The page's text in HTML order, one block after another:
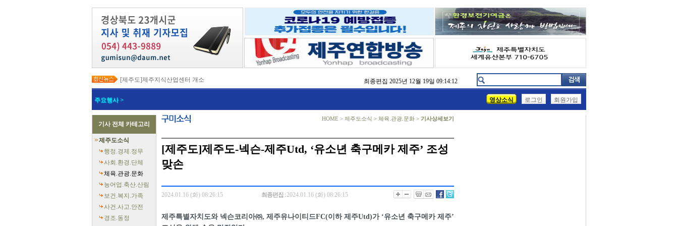
[제주도]제주지식산업센터 개소
[제주도]택배노동자 안전 강화와 이동노동자 쉼터 확충 추진
[제주도]지방상수도 현대화로 유수율 89% 달성…누수 저감 전국 1위
[제주도]전국 재난응급의료 종합훈련대회 ‘도상훈련’ 부문 최우수상 수상
[제주도]‘도민과 함께 만드는 더 안전한 제주’ 토론회 개최
[제주도]지자체 정보통신 우수사례 발표대회서 행안부 장관상 수상
[제주도]한림 자두 ‘프룬’ 첫 출하
[제주도]2026년 핵심사업 국비 265억 건의… 가파도 탄소중립·BRT·스마트가공센터 추진
[제주도]전 도민 소비쿠폰 지급 총력
최종편집 2025년 12월 19일 09:14:12
주요행사 > 영상소식 로그인 회원가입
기사 전체 카테고리
제주도소식
행정.경제.정무
사회.환경.단체
체육.관광.문화
농어업.축산.산림
보건.복지.가족
사건.사고.안전
경조.동정
HOME > 제주도소식 > 체육.관광.문화 > 기사상세보기
[제주도]제주도-넥슨-제주Utd, ‘유소년 축구메카 제주’ 조성
맞손
2024.01.16 (화) 08:26:15 최종편집 :2024.01.16 (화) 08:26:15
제주특별자치도와 넥슨코리아㈜, 제주유나이티드FC(이하 제주Utd)가 ‘유소년 축구메카 제주’